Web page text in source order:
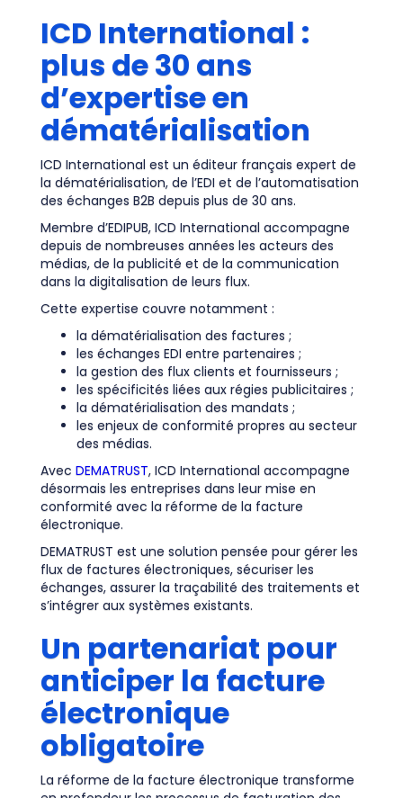
ICD International :
plus de 30 ans
d’expertise en
dématérialisation
ICD International est un éditeur français expert de
la dématérialisation, de l’EDI et de l’automatisation
des échanges B2B depuis plus de 30 ans.
Membre d’EDIPUB, ICD International accompagne
depuis de nombreuses années les acteurs des
médias, de la publicité et de la communication
dans la digitalisation de leurs flux.
Cette expertise couvre notamment :
la dématérialisation des factures ;
les échanges EDI entre partenaires ;
la gestion des flux clients et fournisseurs ;
les spécificités liées aux régies publicitaires ;
la dématérialisation des mandats ;
les enjeux de conformité propres au secteur
des médias.
Avec DEMATRUST, ICD International accompagne
désormais les entreprises dans leur mise en
conformité avec la réforme de la facture
électronique.
DEMATRUST est une solution pensée pour gérer les
flux de factures électroniques, sécuriser les
échanges, assurer la traçabilité des traitements et
s’intégrer aux systèmes existants.
Un partenariat pour
anticiper la facture
électronique
obligatoire
La réforme de la facture électronique transforme